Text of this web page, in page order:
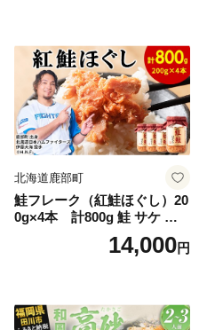
北海道鹿部町
鮭フレーク（紅鮭ほぐし）20
0g×4本 計800g 鮭 サケ 鮭
ほぐし サケフレーク シャケ
フレーク 鮭フレーク14,000円